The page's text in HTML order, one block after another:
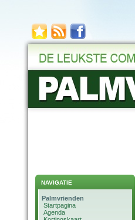
NAVIGATIE
Palmvrienden
Startpagina
Agenda